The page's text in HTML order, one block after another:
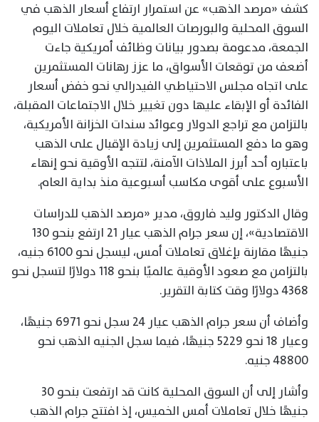
كشف «مرصد الذهب» عن استمرار ارتفاع أسعار الذهب في
السوق المحلية والبورصات العالمية خلال تعاملات اليوم
الجمعة، مدعومة بصدور بيانات وظائف أمريكية جاءت
أضعف من توقعات الأسواق، ما عزز رهانات المستثمرين
على اتجاه مجلس الاحتياطي الفيدرالي نحو خفض أسعار
الفائدة أو الإبقاء عليها دون تغيير خلال الاجتماعات المقبلة،
بالتزامن مع تراجع الدولار وعوائد سندات الخزانة الأمريكية،
وهو ما دفع المستثمرين إلى زيادة الإقبال على الذهب
باعتباره أحد أبرز الملاذات الآمنة، لتتجه الأوقية نحو إنهاء
الأسبوع على أقوى مكاسب أسبوعية منذ بداية العام.
وقال الدكتور وليد فاروق، مدير «مرصد الذهب للدراسات
الاقتصادية»، إن سعر جرام الذهب عيار 21 ارتفع بنحو 130
جنيهًا مقارنة بإغلاق تعاملات أمس، ليسجل نحو 6100 جنيه،
بالتزامن مع صعود الأوقية عالميًا بنحو 118 دولارًا لتسجل نحو
4368 دولارًا وقت كتابة التقرير.
وأضاف أن سعر جرام الذهب عيار 24 سجل نحو 6971 جنيهًا،
وعيار 18 نحو 5229 جنيهًا، فيما سجل الجنيه الذهب نحو
48800 جنيه.
وأشار إلى أن السوق المحلية كانت قد ارتفعت بنحو 30
جنيهًا خلال تعاملات أمس الخميس، إذ افتتح جرام الذهب